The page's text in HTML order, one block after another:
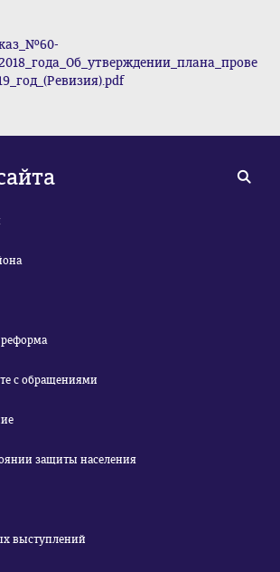
с обращениями
защиты населения
выступлений